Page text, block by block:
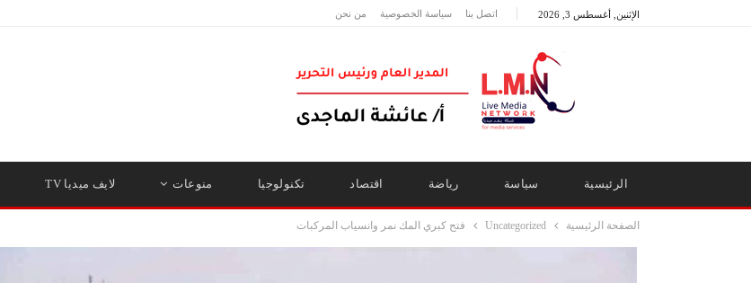
الإثنين, أغسطس 3, 2026 اتصل بنا سياسة الخصوصية من نحن
الرئيسية سياسة رياضة اقتصاد تكنولوجيا منوعات لايف ميديا TV
الصفحة الرئيسية Uncategorized فتح كبري المك نمر وانسياب المركبات